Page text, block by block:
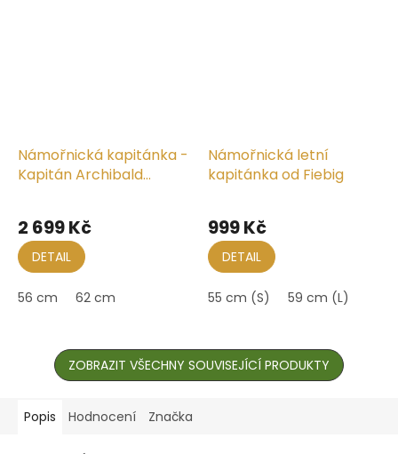
Námořnická kapitánka -
Kapitán Archibald
hodnocení
produktu
je
5,0
5
2 699 Kč
DETAIL
56 cm 62 cm
Námořnická letní
kapitánka od Fiebig
999 Kč
DETAIL
55 cm (S) 59 cm (L)
ZOBRAZIT VŠECHNY SOUVISEJÍCÍ PRODUKTY
Popis Hodnocení Značka